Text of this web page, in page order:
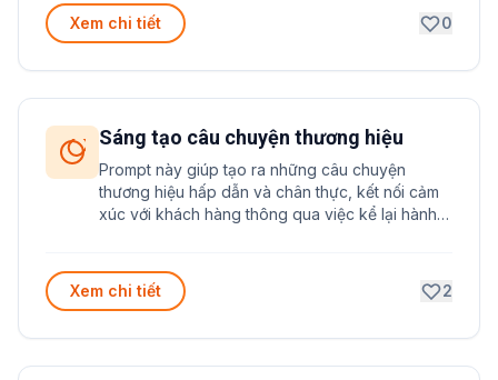
Xem chi tiết
0
Sáng tạo câu chuyện thương hiệu
Prompt này giúp tạo ra những câu chuyện
thương hiệu hấp dẫn và chân thực, kết nối cảm
xúc với khách hàng thông qua việc kể lại hành
Xem chi tiết 2